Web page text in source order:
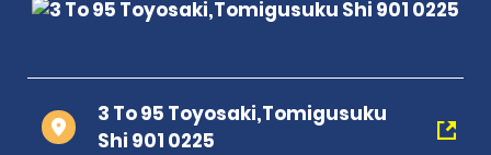
3 To 95 Toyosaki,Tomigusuku
Shi 901 0225